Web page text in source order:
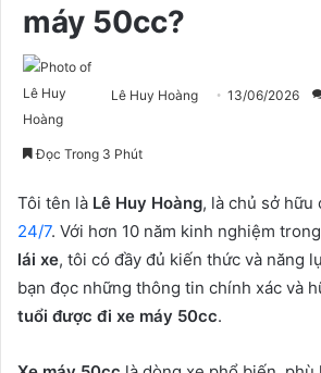
máy 50cc?
Lê Huy Hoàng 13/06/2026
Đọc Trong 3 Phút
Tôi tên là Lê Huy Hoàng, là chủ sở hữu
24/7. Với hơn 10 năm kinh nghiệm
lái xe, tôi có đầy đủ kiến thức và năng
bạn đọc những thông tin chính xác và
tuổi được đi xe máy 50cc.